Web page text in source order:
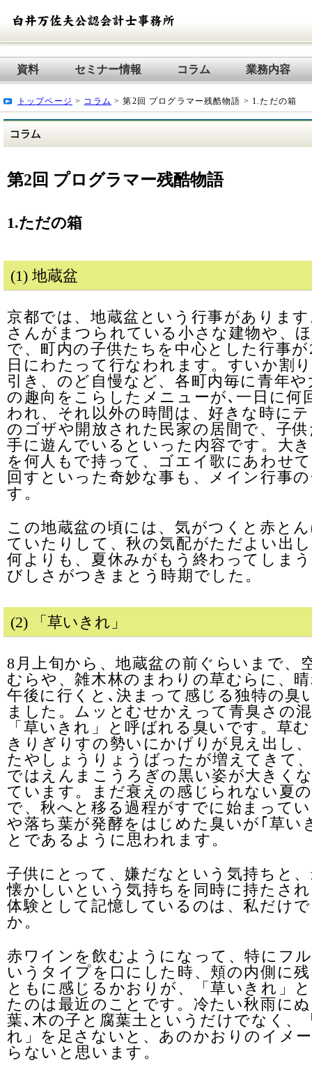
資料 セミナー情報 コラム 業務内容
トップページ > コラム > 第2回 プログラマー残酷物語 > 1.ただの箱
第2回 プログラマー残酷物語
1.ただの箱
(1) 地蔵盆
京都では、地蔵盆という行事がありま
さんがまつられている小さな建物や、
で、町内の子供たちを中心とした行事
日にわたって行なわれます。すいか割
引き、のど自慢など、各町内毎に青年
の趣向をこらしたメニューが､一日に何
われ、それ以外の時間は、好きな時に
のゴザや開放された民家の居間で、子
手に遊んでいるといった内容です。大
を何人もで持って、ゴエイ歌にあわせ
回すといった奇妙な事も、メイン行事
す。
この地蔵盆の頃には、気がつくと赤と
ていたりして、秋の気配がただよい出
何よりも、夏休みがもう終わってしま
びしさがつきまとう時期でした。
(2) 「草いきれ」
8月上旬から、地蔵盆の前ぐらいまで、
むらや、雑木林のまわりの草むらに、
午後に行くと､決まって感じる独特の臭
ました。ムッとむせかえって青臭さの
「草いきれ」と呼ばれる臭いです。草
きりぎりすの勢いにかげりが見え出し
たやしょうりょうばったが増えてきて
ではえんまこうろぎの黒い姿が大きく
ています。まだ衰えの感じられない夏
で、秋へと移る過程がすでに始まって
や落ち葉が発酵をはじめた臭いが｢草い
とであるように思われます。
子供にとって、嫌だなという気持ちと
懐かしいという気持ちを同時に持たさ
体験として記憶しているのは、私だけ
か。
赤ワインを飲むようになって、特にフ
いうタイプを口にした時、頬の内側に
ともに感じるかおりが、「草いきれ」
たのは最近のことです。冷たい秋雨に
葉､木の子と腐葉土というだけでなく、
れ」を足さないと、あのかおりのイメ
らないと思います。